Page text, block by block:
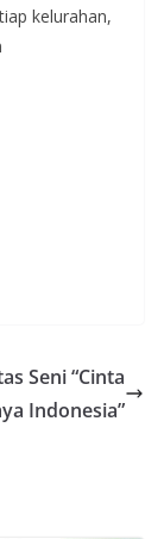
kelurahan,
Seni “Cinta
Indonesia”